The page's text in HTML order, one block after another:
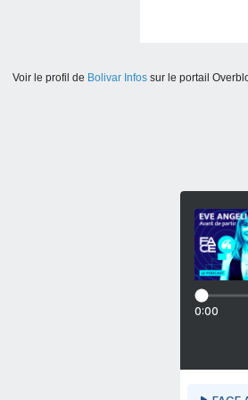
Voir le profil de Bolivar Infossur le portail
0:00